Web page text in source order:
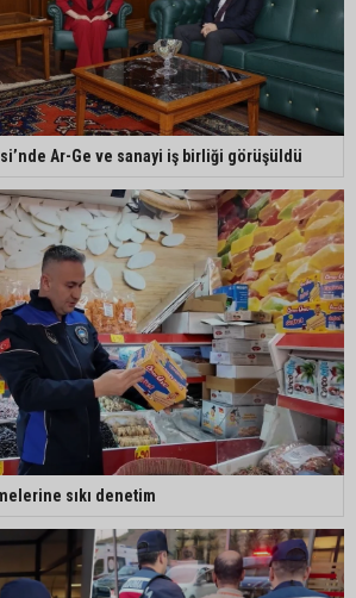
Ceyhan’da açık hava sineması keyfi iki farklı
parkta devam ediyor
5. Yunusoğlu Futbol Turnuvası’nda final heyecanı
Ceyhan’da Necdet Sevinç Parkı’nda bakım
çalışması
Orhan Bayram’dan AK Parti’ye Yüreğir çıkışı:
“Bizim belediye meclis üyelerimize ne yaptınız?
Siz önce onu anlatın”
Ar-Ge ve sanayi iş birliği görüşüldü
sıkı denetim